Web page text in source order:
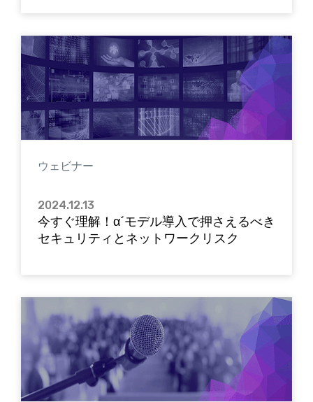
ウェビナー
2024.12.13
今すぐ理解！α´モデル導入で押さえるべき
セキュリティとネットワークリスク